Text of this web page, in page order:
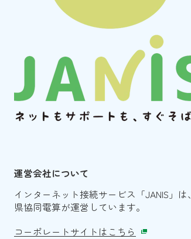
運営会社について
インターネット接続サービス「JANIS」は、
県協同電算が運営しています。
コーポレートサイトはこちら